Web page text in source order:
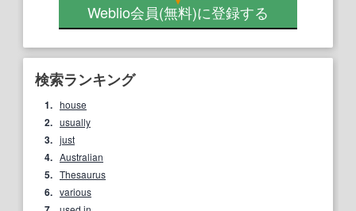
Weblio会員(無料)に登録する
検索ランキング
1. house
2. usually
3. just
4. Australian
5. Thesaurus
6. various